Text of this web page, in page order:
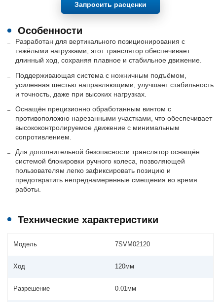
Запросить расценки
Особенности
Разработан для вертикального позиционирования с
тяжёлыми нагрузками, этот транслятор обеспечивает
длинный ход, сохраняя плавное и стабильное движение.
Поддерживающая система с ножничным подъёмом,
усиленная шестью направляющими, улучшает стабильность
и точность, даже при высоких нагрузках.
Оснащён прецизионно обработанным винтом с
противоположно нарезанными участками, что обеспечивает
высококонтролируемое движение с минимальным
сопротивлением.
Для дополнительной безопасности транслятор оснащён
системой блокировки ручного колеса, позволяющей
пользователям легко зафиксировать позицию и
предотвратить непреднамеренные смещения во время
работы.
Технические характеристики
Модель 7SVM02120
Ход 120мм
Разрешение 0.01мм